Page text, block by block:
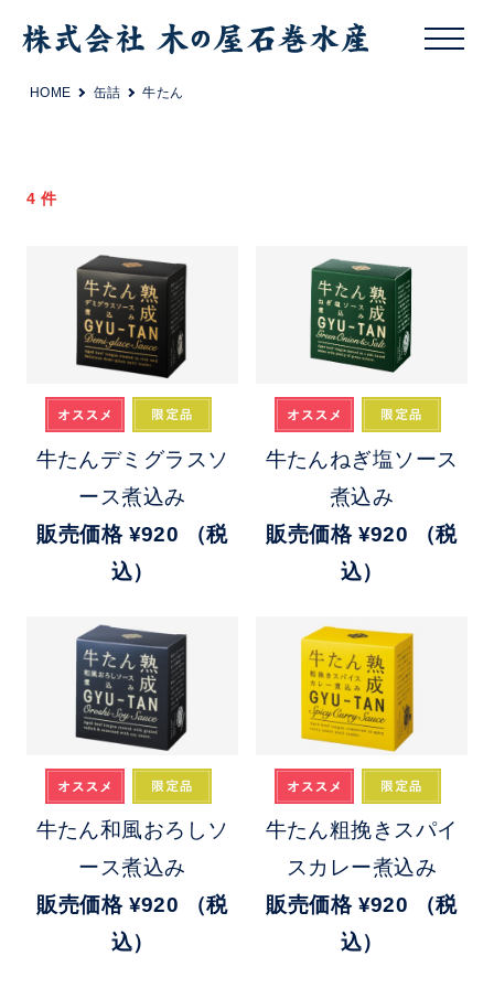
HOME 缶詰 牛たん
4 件
牛たんデミグラスソ
ース煮込み
販売価格 ¥920
（税
込）
牛たんねぎ塩ソース
煮込み
販売価格 ¥920
（税
込）
牛たん和風おろしソ
ース煮込み
販売価格 ¥920
（税
込）
牛たん粗挽きスパイ
スカレー煮込み
販売価格 ¥920
（税
込）